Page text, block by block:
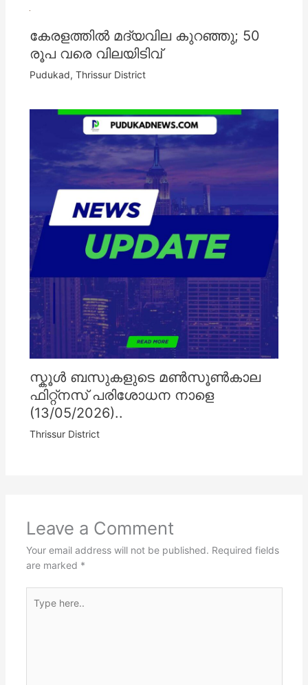
കേരളത്തില്‍ മദ്യവില കുറഞ്ഞു; 50
രൂപ വരെ വിലയിടിവ്
Pudukad, Thrissur District
സ്കൂൾ ബസുകളുടെ മൺസൂൺകാല
ഫിറ്റ്നസ് പരിശോധന നാളെ
(13/05/2026)..
Thrissur District
Leave a Comment
Your email address will not be published. Required fields
are marked *
here..